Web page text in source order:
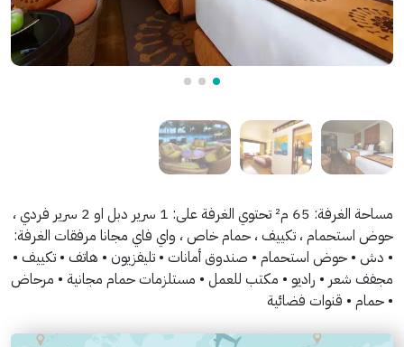
مساحة الغرفة: 65 م² تحتوي الغرفة على: 1 سرير دبل او 2 سرير فردي ،
حوض استحمام ، تكييف ، حمام خاص ، واي فاي مجانا مرفقات الغرفة:
• دش • حوض استحمام • صندوق أمانات • تليفزيون • هاتف • تكييف •
مجفف شعر • راديو • مكتب للعمل • مستلزمات حمام مجانية • مرحاض
• حمام • قنوات فضائية